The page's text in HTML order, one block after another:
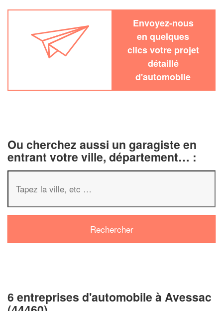
Envoyez-nous
en quelques
clics votre projet
détaillé
d'automobile
Ou cherchez aussi un garagiste en
entrant votre ville, département… :
6 entreprises d'automobile à Avessac